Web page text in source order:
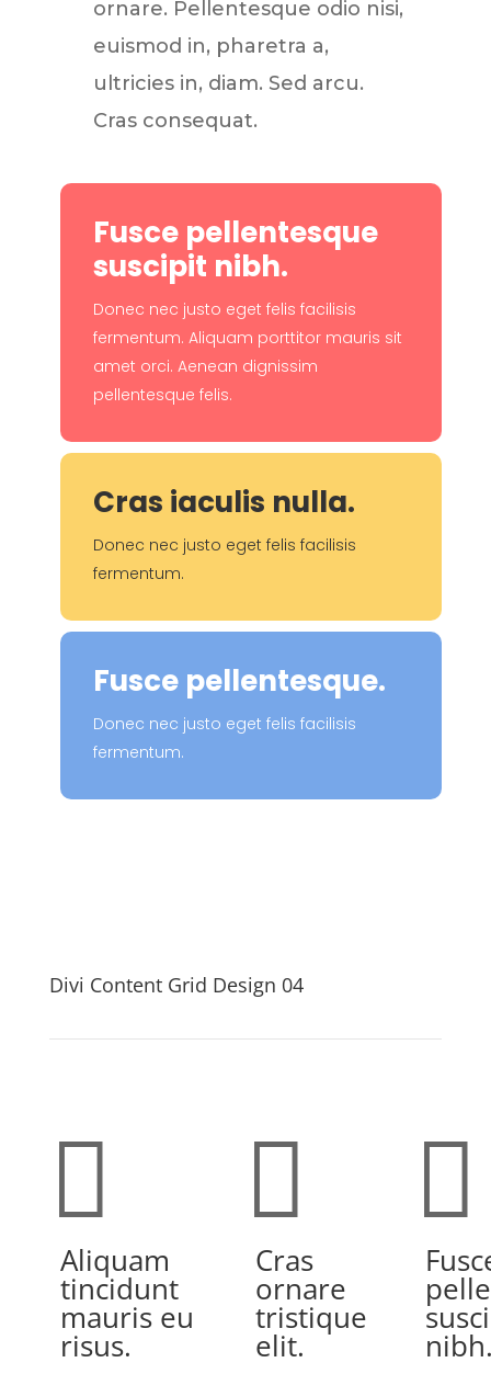
Fusce pellentesque
suscipit nibh.
Donec nec justo eget felis facilisis
fermentum. Aliquam porttitor mauris sit
amet orci. Aenean dignissim
pellentesque felis.
Cras iaculis nulla.
Donec nec justo eget felis facilisis
fermentum.
Fusce pellentesque.
Donec nec justo eget felis facilisis
fermentum.
ornare. Pellentesque odio nisi,
euismod in, pharetra a,
ultricies in, diam. Sed arcu.
Cras consequat.
Divi Content Grid Design 04

Aliquam
tincidunt
mauris eu
risus.

Cras
ornare
tristique
elit.
